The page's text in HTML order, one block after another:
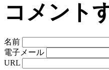
コメント
名前
電子メール
URL